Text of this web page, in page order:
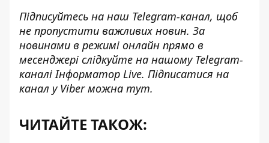
Підписуйтесь на наш Telegram-канал, щоб
не пропустити важливих новин. За
новинами в режимі онлайн прямо в
месенджері слідкуйте на нашому Telegram-
каналіІнформатор Live. Підписатися на
канал у Viber можна тут.
ЧИТАЙТЕ ТАКОЖ: